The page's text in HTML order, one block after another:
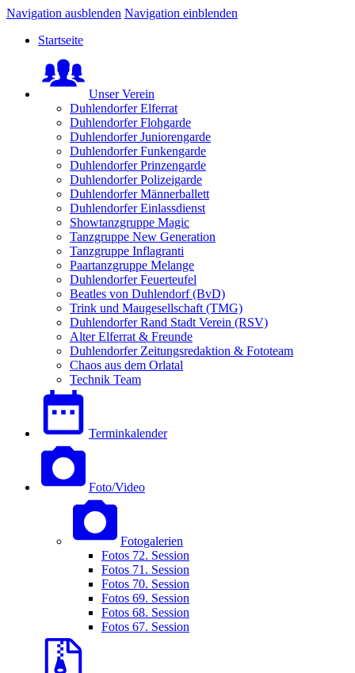
Navigation ausblenden Navigation einblenden
Startseite
Unser Verein
Duhlendorfer Elferrat
Duhlendorfer Flohgarde
Duhlendorfer Juniorengarde
Duhlendorfer Funkengarde
Duhlendorfer Prinzengarde
Duhlendorfer Polizeigarde
Duhlendorfer Männerballett
Duhlendorfer Einlassdienst
Showtanzgruppe Magic
Tanzgruppe New Generation
Tanzgruppe Inflagranti
Paartanzgruppe Melange
Duhlendorfer Feuerteufel
Beatles von Duhlendorf (BvD)
Trink und Maugesellschaft (TMG)
Duhlendorfer Rand Stadt Verein (RSV)
Alter Elferrat & Freunde
Duhlendorfer Zeitungsredaktion & Fototeam
Chaos aus dem Orlatal
Technik Team
Terminkalender
Foto/Video
Fotogalerien
Fotos 72. Session
Fotos 71. Session
Fotos 70. Session
Fotos 69. Session
Fotos 68. Session
Fotos 67. Session